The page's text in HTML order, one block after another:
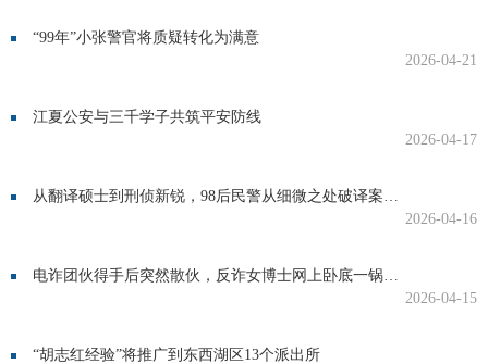
“99年”小张警官将质疑转化为满意
2026-04-21
江夏公安与三千学子共筑平安防线
2026-04-17
从翻译硕士到刑侦新锐，98后民警从细微之处破译案件密码
2026-04-16
电诈团伙得手后突然散伙，反诈女博士网上卧底一锅端 | 德耀江城
2026-04-15
“胡志红经验”将推广到东西湖区13个派出所